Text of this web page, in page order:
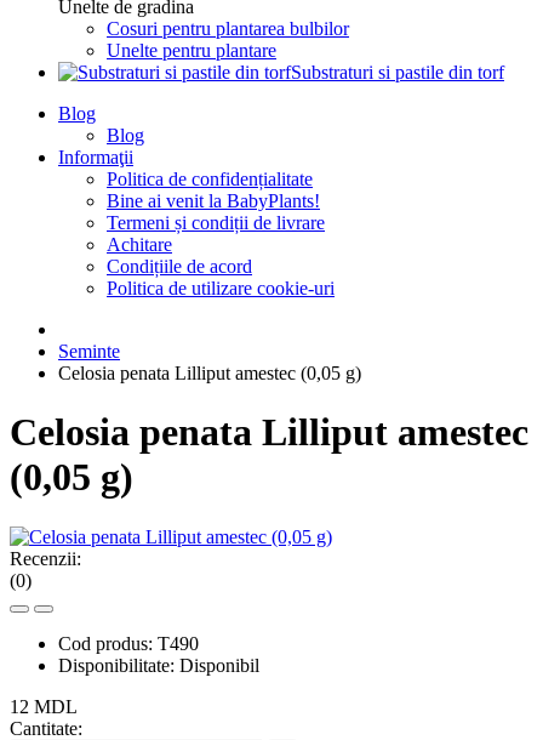
Unelte de gradina
Cosuri pentru plantarea bulbilor
Unelte pentru plantare
Substraturi si pastile din torf
Blog
Blog
Informaţii
Politica de confidențialitate
Bine ai venit la BabyPlants!
Termeni și condiții de livrare
Achitare
Condițiile de acord
Politica de utilizare cookie-uri
Seminte
Celosia penata Lilliput amestec (0,05 g)
Celosia penata Lilliput amestec
(0,05 g)
Recenzii:
(0)
Cod produs: T490
Disponibilitate: Disponibil
12 MDL
Cantitate: